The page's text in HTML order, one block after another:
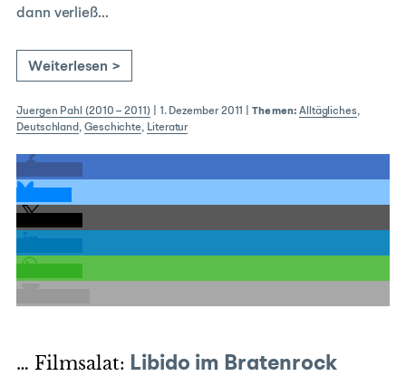
dann verließ…
Weiterlesen >
Juergen Pahl (2010 – 2011)| 1. Dezember 2011 |Themen: Alltägliches,
Deutschland, Geschichte, Literatur
… Filmsalat: Libido im Bratenrock